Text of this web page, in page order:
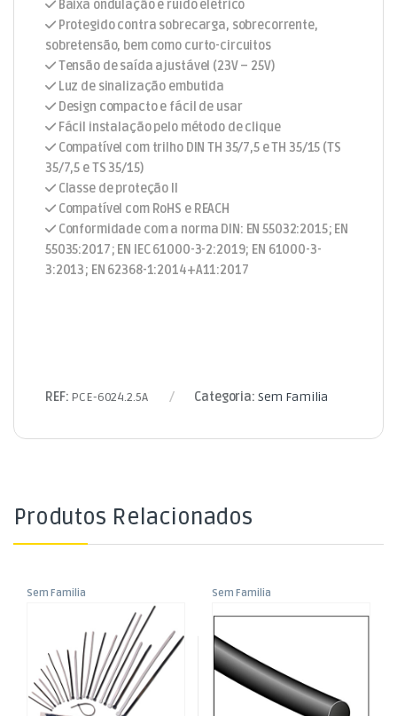
Baixa ondulação e ruído elétrico
Protegido contra sobrecarga, sobrecorrente,
sobretensão, bem como curto-circuitos
Tensão de saída ajustável (23V – 25V)
Luz de sinalização embutida
Design compacto e fácil de usar
Fácil instalação pelo método de clique
Compatível com trilho DIN TH 35/7,5 e TH 35/15 (TS
35/7,5 e TS 35/15)
Classe de proteção II
Compatível com RoHS e REACH
Conformidade com a norma DIN: EN 55032:2015; EN
55035:2017; EN IEC 61000-3-2:2019; EN 61000-3-
3:2013; EN 62368-1:2014+A11:2017
REF: PCE-6024.2.5A Categoria: Sem Familia
Produtos Relacionados
Sem Familia
3,6x180mm – Transparentes
Sem Familia